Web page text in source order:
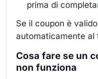
prima di
Se il coupon è
automaticamente al
Cosa fare se un
non funziona